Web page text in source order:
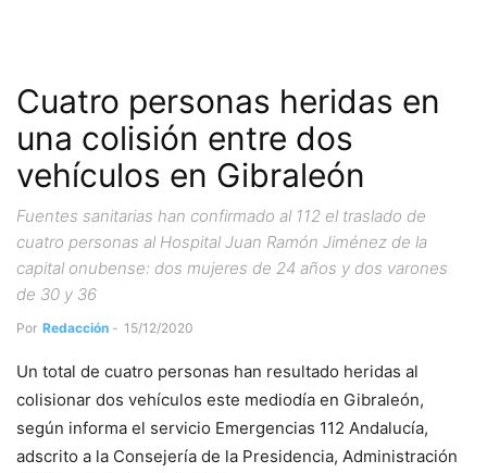
Cuatro personas heridas en
una colisión entre dos
vehículos en Gibraleón
Fuentes sanitarias han confirmado al 112 el traslado de
cuatro personas al Hospital Juan Ramón Jiménez de la
capital onubense: dos mujeres de 24 años y dos varones
de 30 y 36
Por Redacción - 15/12/2020
Un total de cuatro personas han resultado heridas al
colisionar dos vehículos este mediodía en Gibraleón,
según informa el servicio Emergencias 112 Andalucía,
adscrito a la Consejería de la Presidencia, Administración